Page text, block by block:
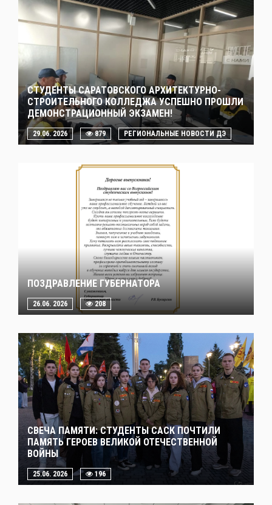
СТУДЕНТЫ САРАТОВСКОГО АРХИТЕКТУРНО-
СТРОИТЕЛЬНОГО КОЛЛЕДЖА УСПЕШНО ПРОШЛИ
ДЕМОНСТРАЦИОННЫЙ ЭКЗАМЕН!
29.06. 2026 879 РЕГИОНАЛЬНЫЕ НОВОСТИ ДЭ
ПОЗДРАВЛЕНИЕ ГУБЕРНАТОРА
26.06. 2026 208
СВЕЧА ПАМЯТИ: СТУДЕНТЫ САСК ПОЧТИЛИ
ПАМЯТЬ ГЕРОЕВ ВЕЛИКОЙ ОТЕЧЕСТВЕННОЙ
ВОЙНЫ
25.06. 2026 196